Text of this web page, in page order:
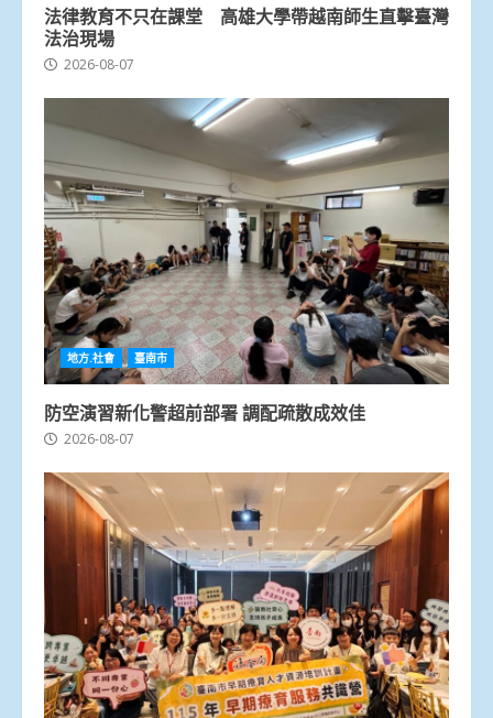
法律教育不只在課堂 高雄大學帶越南師生直擊臺灣
法治現場
2026-08-07
地方.社會 臺南市
防空演習新化警超前部署 調配疏散成效佳
2026-08-07